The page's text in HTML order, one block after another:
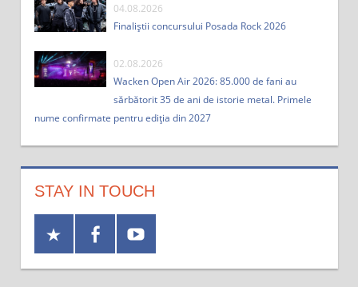
04.08.2026
Finaliștii concursului Posada Rock 2026
02.08.2026
Wacken Open Air 2026: 85.000 de fani au
sărbătorit 35 de ani de istorie metal. Primele
nume confirmate pentru ediția din 2027
STAY IN TOUCH